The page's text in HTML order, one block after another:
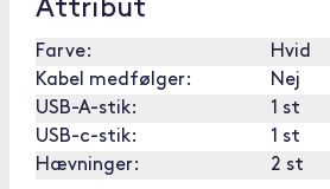
Attribut
Farve:
Hvid
Kabel medfølger:
Nej
USB-A-stik:
1 st
USB-c-stik:
1 st
Hævninger:
2 st